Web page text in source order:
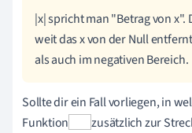
|x| spricht man "Betrag von x".
weit das x von der Null
als auch im negativen Bereich.
Sollte dir ein Fall vorliegen, in
Funktion
zusätzlich zur